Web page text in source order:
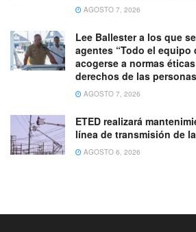
AGOSTO 7, 2026
Lee Ballester a los que
agentes “Todo el equipo
acogerse a normas
derechos de las
AGOSTO 7, 2026
ETED realizará
línea de transmisión de
AGOSTO 6, 2026